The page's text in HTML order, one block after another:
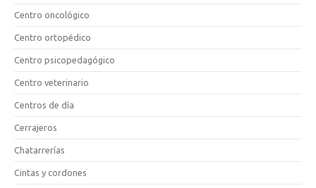
Centro oncológico
Centro ortopédico
Centro psicopedagógico
Centro veterinario
Centros de día
Cerrajeros
Chatarrerías
Cintas y cordones